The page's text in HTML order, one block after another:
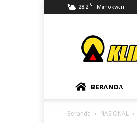
28.2 C Manokwari
BERANDA
Beranda NASIONAL